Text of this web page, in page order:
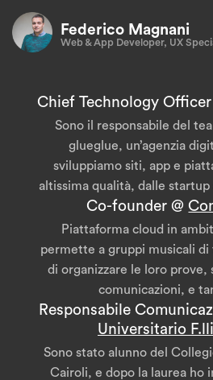
Federico Magnani
Web & App Developer, UX
Chief Technology Officer
Sono il responsabile del
glueglue, un’agenzia
sviluppiamo siti, app e
altissima qualità, dalle
Co-founder @
Piattaforma cloud in
permette a gruppi musicali
di organizzare le loro
comunicazioni, e
Responsabile
Universitario
Sono stato alunno del
Cairoli, e dopo la laurea ho